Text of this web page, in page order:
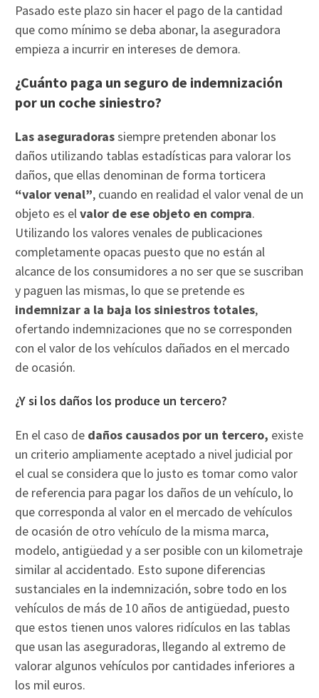
Pasado este plazo sin hacer el pago de la cantidad
que como mínimo se deba abonar, la aseguradora
empieza a incurrir en intereses de demora.
¿Cuánto paga un seguro de indemnización
por un coche siniestro?
Las aseguradorassiempre pretenden abonar los
daños utilizando tablas estadísticas para valorar los
daños, que ellas denominan de forma torticera
“valor venal”, cuando en realidad el valor venal de un
objeto es elvalor de ese objeto en compra.
Utilizando los valores venales de publicaciones
completamente opacas puesto que no están al
alcance de los consumidores a no ser que se suscriban
y paguen las mismas, lo que se pretende es
indemnizar a la baja los siniestros totales,
ofertando indemnizaciones que no se corresponden
con el valor de los vehículos dañados en el mercado
de ocasión.
¿Y si los daños los produce un tercero?
En el caso de daños causados por un tercero, existe
un criterio ampliamente aceptado a nivel judicial por
el cual se considera que lo justo es tomar como valor
de referencia para pagar los daños de un vehículo, lo
que corresponda al valor en el mercado de vehículos
de ocasión de otro vehículo de la misma marca,
modelo, antigüedad y a ser posible con un kilometraje
similar al accidentado. Esto supone diferencias
sustanciales en la indemnización, sobre todo en los
vehículos de más de 10 años de antigüedad, puesto
que estos tienen unos valores ridículos en las tablas
que usan las aseguradoras, llegando al extremo de
valorar algunos vehículos por cantidades inferiores a
los mil euros.